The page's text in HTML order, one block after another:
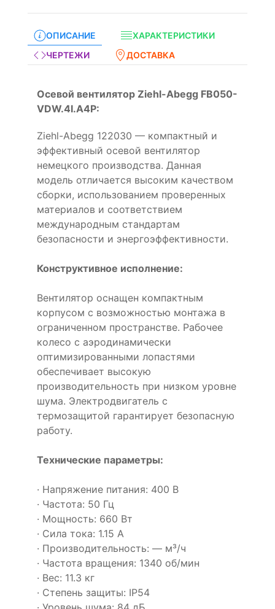
ОПИСАНИЕ
ХАРАКТЕРИСТИКИ
ЧЕРТЕЖИ
ДОСТАВКА
Осевой вентилятор Ziehl-Abegg FB050-
VDW.4I.A4P:
Ziehl-Abegg 122030 — компактный и
эффективный осевой вентилятор
немецкого производства. Данная
модель отличается высоким качеством
сборки, использованием проверенных
материалов и соответствием
международным стандартам
безопасности и энергоэффективности.
Конструктивное исполнение:
Вентилятор оснащен компактным
корпусом с возможностью монтажа в
ограниченном пространстве. Рабочее
колесо с аэродинамически
оптимизированными лопастями
обеспечивает высокую
производительность при низком уровне
шума. Электродвигатель с
термозащитой гарантирует безопасную
работу.
Технические параметры:
· Напряжение питания: 400 В
· Частота: 50 Гц
· Мощность: 660 Вт
· Сила тока: 1.15 А
· Производительность: — м³/ч
· Частота вращения: 1340 об/мин
· Вес: 11.3 кг
· Степень защиты: IP54